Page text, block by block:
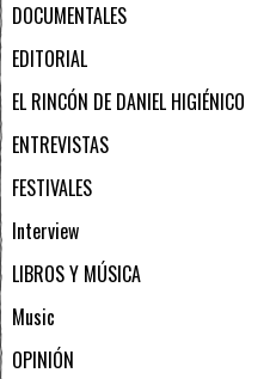
DOCUMENTALES
EDITORIAL
EL RINCÓN DE DANIEL HIGIÉNICO
ENTREVISTAS
FESTIVALES
Interview
LIBROS Y MÚSICA
Music
OPINIÓN